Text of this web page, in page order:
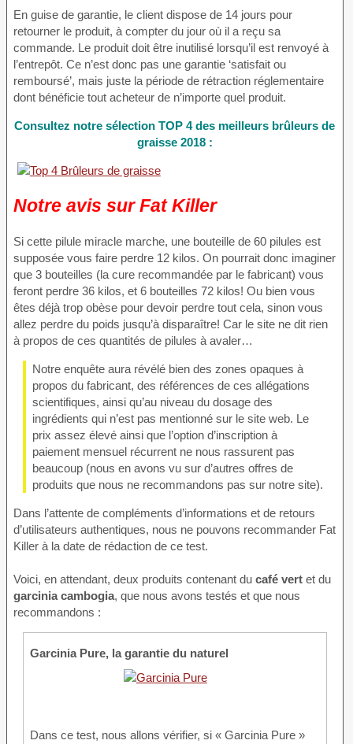
En guise de garantie, le client dispose de 14 jours pour
retourner le produit, à compter du jour où il a reçu sa
commande. Le produit doit être inutilisé lorsqu’il est renvoyé à
l’entrepôt. Ce n’est donc pas une garantie ‘satisfait ou
remboursé’, mais juste la période de rétraction réglementaire
dont bénéficie tout acheteur de n’importe quel produit.
Consultez notre sélection TOP 4 des meilleurs brûleurs de
graisse 2018 :
Notre avis sur Fat Killer
Si cette pilule miracle marche, une bouteille de 60 pilules est
supposée vous faire perdre 12 kilos. On pourrait donc imaginer
que 3 bouteilles (la cure recommandée par le fabricant) vous
feront perdre 36 kilos, et 6 bouteilles 72 kilos! Ou bien vous
êtes déjà trop obèse pour devoir perdre tout cela, sinon vous
allez perdre du poids jusqu’à disparaître! Car le site ne dit rien
à propos de ces quantités de pilules à avaler…
Notre enquête aura révélé bien des zones opaques à
propos du fabricant, des références de ces allégations
scientifiques, ainsi qu’au niveau du dosage des
ingrédients qui n’est pas mentionné sur le site web. Le
prix assez élevé ainsi que l’option d’inscription à
paiement mensuel récurrent ne nous rassurent pas
beaucoup (nous en avons vu sur d’autres offres de
produits que nous ne recommandons pas sur notre site).
Dans l’attente de compléments d’informations et de retours
d’utilisateurs authentiques, nous ne pouvons recommander Fat
Killer à la date de rédaction de ce test.
Voici, en attendant, deux produits contenant du café vert et du
garcinia cambogia, que nous avons testés et que nous
recommandons :
Garcinia Pure, la garantie du naturel
Dans ce test, nous allons vérifier, si « Garcinia Pure »